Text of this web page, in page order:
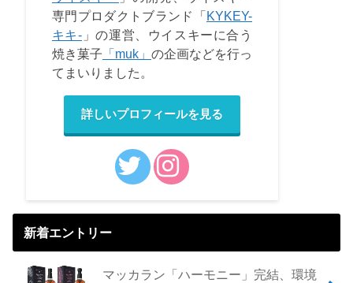
専門プロダクトブランド「KYKEY-
キキ- 」の運営、ウイスキーに合う
焼き菓子 「muk」 の企画などを行っ
てまいりました。
詳しいプロフィールを見る
新着エントリー
マッカラン「ハーモニー」完結、環境